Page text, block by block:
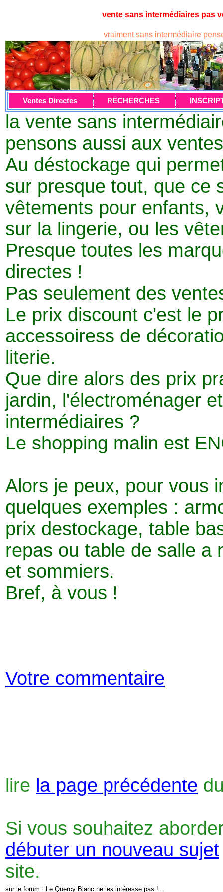
vente sans intermédiaires pas
vraiment sans intermédiaire
Ventes Directes RECHERCHES
la vente sans
pensons aussi aux
Au déstockage qui
sur presque tout, que ce
vêtements pour enfants,
sur la lingerie, ou les
Presque toutes les
directes !
Pas seulement des
Le prix discount c'est le
accessoiress de
literie.
Que dire alors des prix
jardin, l'électroménager
intermédiaires ?
Le shopping malin est
Alors je peux, pour vous
quelques exemples :
prix destockage, table
repas ou table de salle a
et sommiers.
Bref, à vous !
Votre commentaire
lire la page précédente
Si vous souhaitez
débuter un nouveau sujet
site.
sur le forum : Le Quercy Blanc ne les intéresse pas !...